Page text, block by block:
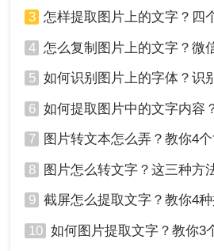
方法四、使用微信提取
在微信上收到其他人发来的图
长按图片就可以识别提取文字
操作如下：
1、在聊天界面打开图片，点击
选择“提取文字”即可。
2、选中文字内容，可以对其进
藏、搜索等操作~
3 怎样提取图片上的文字？四个
4 怎么复制图片上的文字？微信/QQ随手就
5 如何识别图片上的字体？识
6 如何提取图片中的文字内容？用这4
7 图片转文本怎么弄？教你4个
8 图片怎么转文字？这三种方
9 截屏怎么提取文字？教你4种
10 如何图片提取文字？教你3个图片转